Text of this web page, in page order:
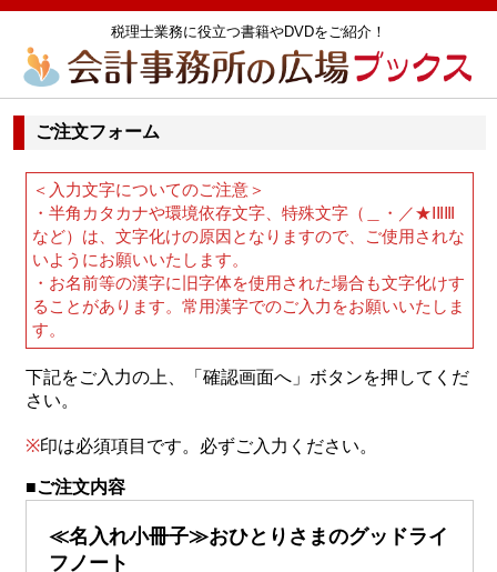
税理士業務に役立つ書籍やDVDをご紹介！
ご注文フォーム
＜入力文字についてのご注意＞
・半角カタカナや環境依存文字、特殊文字（＿・／★ⅠⅡⅢ
など）は、文字化けの原因となりますので、ご使用されな
いようにお願いいたします。
・お名前等の漢字に旧字体を使用された場合も文字化けす
ることがあります。常用漢字でのご入力をお願いいたしま
す。
下記をご入力の上、「確認画面へ」ボタンを押してくだ
さい。
※印は必須項目です。必ずご入力ください。
■ご注文内容
≪名入れ小冊子≫おひとりさまのグッドライ
フノート